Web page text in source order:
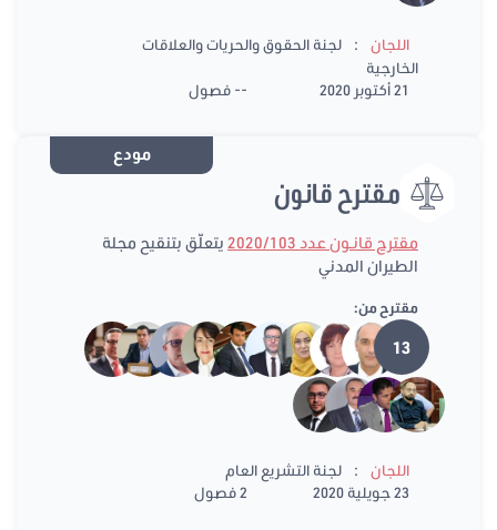
اللجان :
لجنة الحقوق والحريات والعلاقات
الخارجية
21 أكتوبر 2020
-- فصول
مودع
مقترح قانون
مقترح قانـون عدد 2020/103
يتعلّق بتنقيح مجلة
الطيران المدني
مقترح من:
13
اللجان :
لجنة التشريع العام
23 جويلية 2020
2 فصول